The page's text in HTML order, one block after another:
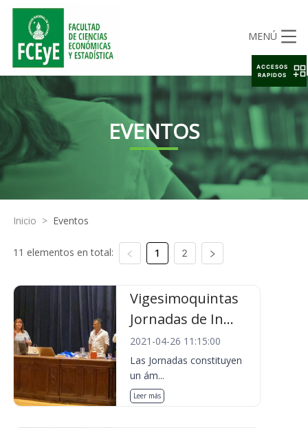
MENÚ
EVENTOS
Inicio > Eventos
11 elementos en total: 1 2
Vigesimoquintas
Jornadas de In...
2021-04-26 11:15:00
Las Jornadas constituyen
un ám...
Leer más
ACCESOS
RAPIDOS